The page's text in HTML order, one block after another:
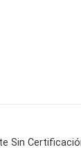
Sin